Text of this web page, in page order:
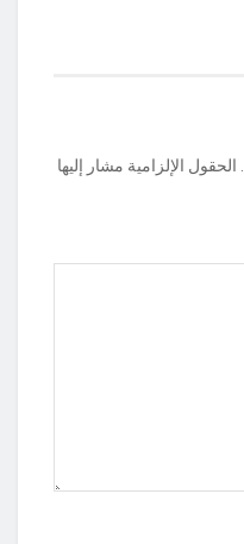
الحقول الإلزامية مشار إليها